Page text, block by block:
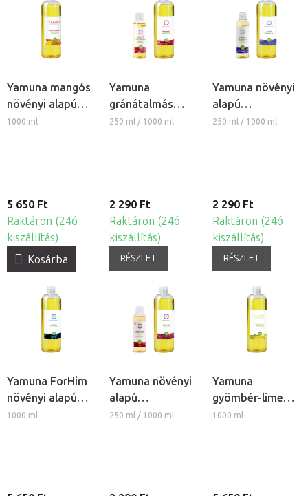
Yamuna mangós
növényi alapú
masszázsolaj
1000 ml
5 650 Ft
Raktáron (24ó
kiszállítás)
Kosárba
Yamuna
gránátalmás
növényi alapú
250 ml / 1000 ml
2 290 Ft
Raktáron (24ó
kiszállítás)
RÉSZLET
Yamuna növényi
alapú
masszázsolaj -
250 ml / 1000 ml
2 290 Ft
Raktáron (24ó
kiszállítás)
RÉSZLET
Yamuna ForHim
növényi alapú
masszázsolaj
1000 ml
Yamuna növényi
alapú
masszázsolaj -
250 ml / 1000 ml
Yamuna
gyömbér-lime
növényi alapú
1000 ml